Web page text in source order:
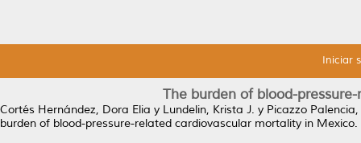
Iniciar
The burden of blood-
Cortés Hernández, Dora Elia y Lundelin, Krista J. y Picazzo
burden of blood-pressure-related cardiovascular mortality in Mexico.